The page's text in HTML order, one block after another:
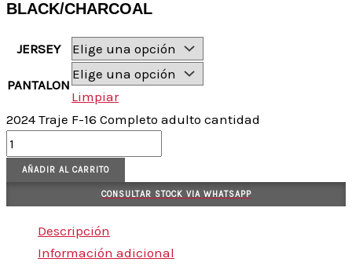
BLACK/CHARCOAL
JERSEY
PANTALON
Limpiar
2024 Traje F-16 Completo adulto cantidad
AÑADIR AL CARRITO
CONSULTAR STOCK VIA WHATSAPP
Descripción
Información adicional